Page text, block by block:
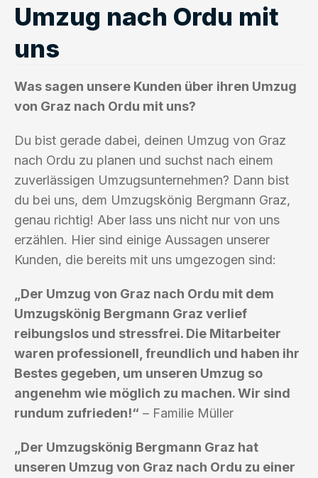
Umzug nach Ordu mit
uns
Was sagen unsere Kunden über ihren Umzug
von Graz nach Ordu mit uns?
Du bist gerade dabei, deinen Umzug von Graz
nach Ordu zu planen und suchst nach einem
zuverlässigen Umzugsunternehmen? Dann bist
du bei uns, dem Umzugskönig Bergmann Graz,
genau richtig! Aber lass uns nicht nur von uns
erzählen. Hier sind einige Aussagen unserer
Kunden, die bereits mit uns umgezogen sind:
„Der Umzug von Graz nach Ordu mit dem
Umzugskönig Bergmann Graz verlief
reibungslos und stressfrei. Die Mitarbeiter
waren professionell, freundlich und haben ihr
Bestes gegeben, um unseren Umzug so
angenehm wie möglich zu machen. Wir sind
rundum zufrieden!“ – Familie Müller
„Der Umzugskönig Bergmann Graz hat
unseren Umzug von Graz nach Ordu zu einer